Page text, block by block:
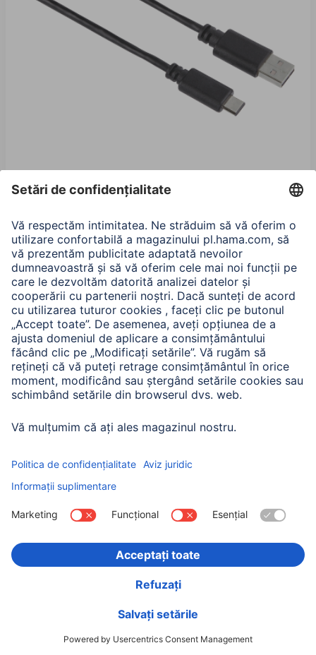
Hama Cablu USB-C, USB 2.0, ștecher USB-C -
00135722
60,90 RON
Hama Cablu USB-C, USB 2.0, 480 Mbit / s, Metal,